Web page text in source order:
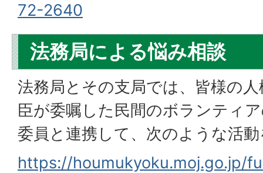
72-2640
法務局による悩み相談
法務局とその支局では、皆様の
臣が委嘱した民間のボランティ
委員と連携して、次のような活
https://houmukyoku.moj.go.jp/